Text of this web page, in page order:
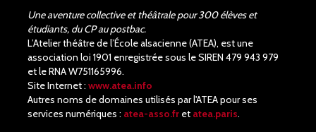
Une aventure collective et théâtrale pour 300 élèves et
étudiants, du CP au postbac.
L’Atelier théâtre de l’École alsacienne (ATEA), est une
association loi 1901 enregistrée sous le SIREN 479 943 979
et le RNA W751165996.
Site Internet : www.atea.info
Autres noms de domaines utilisés par l'ATEA pour ses
services numériques : atea-asso.fr et atea.paris.